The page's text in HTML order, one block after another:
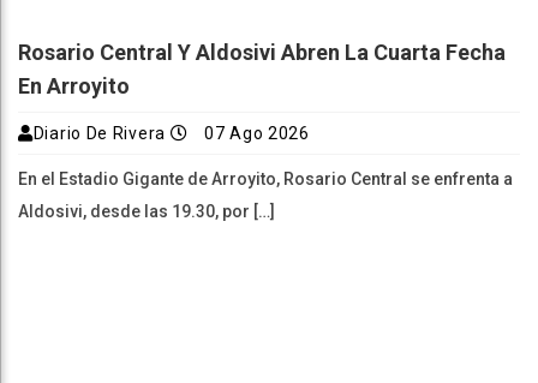
Rosario Central Y Aldosivi Abren La Cuarta Fecha
En Arroyito
Diario De Rivera 07 Ago 2026
En el Estadio Gigante de Arroyito, Rosario Central se enfrenta a
Aldosivi, desde las 19.30, por […]